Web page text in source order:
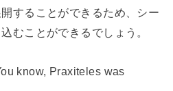
することができるため、シー
むことができるでしょう。
know, Praxiteles was